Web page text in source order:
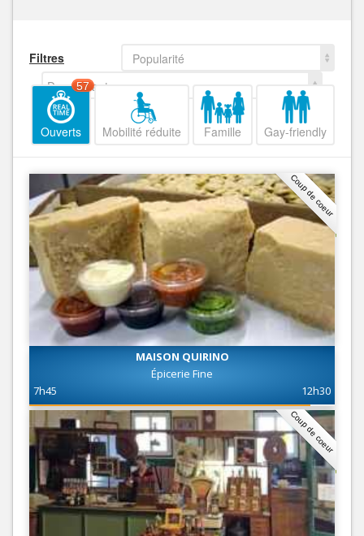
Filtres
Popularité
Decroissant
Ouverts
57
Mobilité réduite Famille Gay-friendly
Coup de coeur
MAISON QUIRINO
Épicerie Fine
7h45
12h30
Coup de coeur